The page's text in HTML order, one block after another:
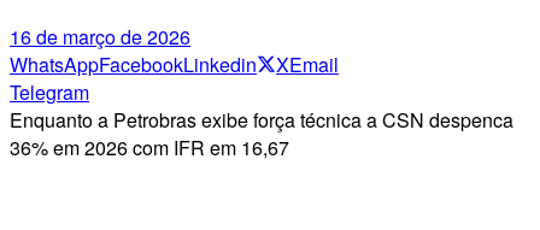
16 de março de 2026
WhatsAppFacebookLinkedin XEmail
Telegram
Enquanto a Petrobras exibe força técnica a CSN despenca
36% em 2026 com IFR em 16,67